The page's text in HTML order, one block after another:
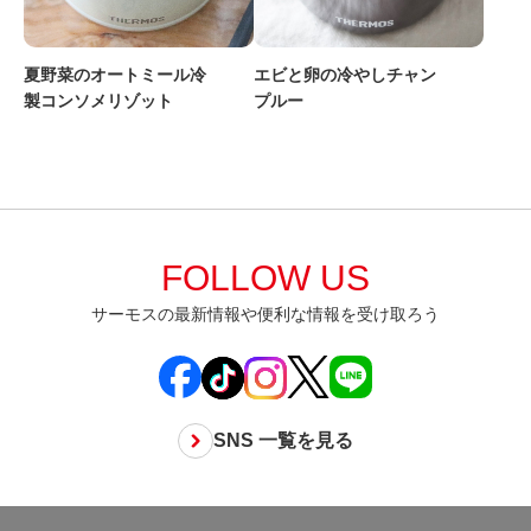
夏野菜のオートミール冷
製コンソメリゾット
エビと卵の冷やしチャン
プルー
FOLLOW US
サーモスの最新情報や便利な情報を受け取ろう
SNS 一覧を見る